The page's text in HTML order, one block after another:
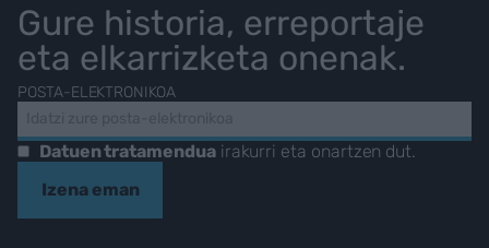
Gure historia, erreportaje
eta elkarrizketa onenak.
POSTA-ELEKTRONIKOA
Datuen tratamenduairakurri eta onartzen dut.
Izena eman